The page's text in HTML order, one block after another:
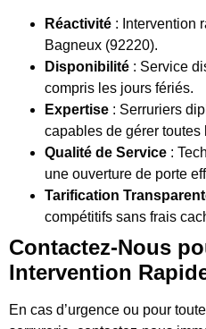
Réactivité : Intervention
Bagneux (92220).
Disponibilité : Service
compris les jours fériés.
Expertise : Serruriers
capables de gérer toutes
Qualité de Service :
une ouverture de porte
Tarification
compétitifs sans frais
Contactez-Nous
Intervention
En cas d’urgence ou pour